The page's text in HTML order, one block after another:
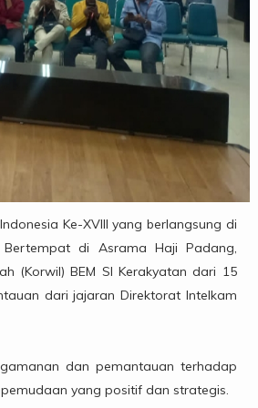
Ke-XVIII yang berlangsung di
di Asrama Haji Padang,
(Korwil) BEM SI Kerakyatan dari 15
dari jajaran Direktorat Intelkam
dan pemantauan terhadap
yang positif dan strategis.